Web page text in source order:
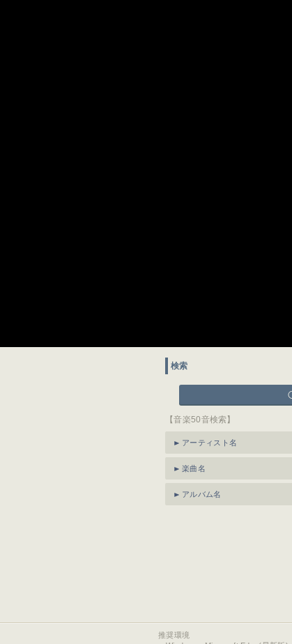
検索
【音楽50音検索】
アーティスト名
楽曲名
アルバム名
推奨環境